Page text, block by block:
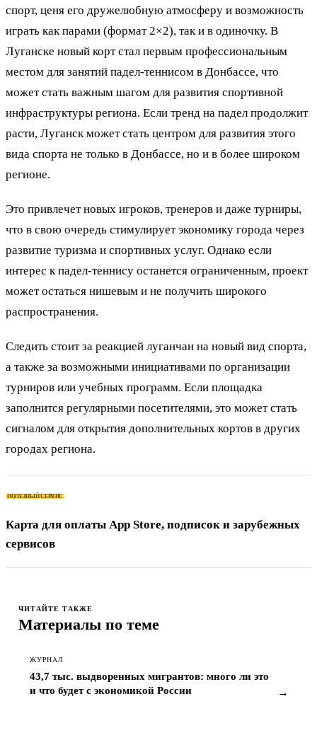
спорт, ценя его дружелюбную атмосферу и возможность
играть как парами (формат 2×2), так и в одиночку. В
Луганске новый корт стал первым профессиональным
местом для занятий падел-теннисом в Донбассе, что
может стать важным шагом для развития спортивной
инфраструктуры региона. Если тренд на падел продолжит
расти, Луганск может стать центром для развития этого
вида спорта не только в Донбассе, но и в более широком
регионе.
Это привлечет новых игроков, тренеров и даже турниры,
что в свою очередь стимулирует экономику города через
развитие туризма и спортивных услуг. Однако если
интерес к падел-теннису останется ограниченным, проект
может остаться нишевым и не получить широкого
распространения.
Следить стоит за реакцией луганчан на новый вид спорта,
а также за возможными инициативами по организации
турниров или учебных программ. Если площадка
заполнится регулярными посетителями, это может стать
сигналом для открытия дополнительных кортов в других
городах региона.
ПОЛЕЗНЫЙ СЕРВИС
Карта для оплаты App Store, подписок и зарубежных
сервисов
ЧИТАЙТЕ ТАКЖЕ
Материалы по теме
ЖУРНАЛ
43,7 тыс. выдворенных мигрантов: много ли это
и что будет с экономикой России
→